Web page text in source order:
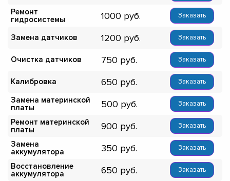
Ремонт
гидросистемы
1000 Заказать
Замена датчиков 1200 Заказать
Очистка датчиков 750 Заказать
Калибровка 650 Заказать
Замена материнской
платы
500 Заказать
Ремонт материнской
платы
900 Заказать
Замена
аккумулятора
350 Заказать
Восстановление
аккумулятора
650 Заказать